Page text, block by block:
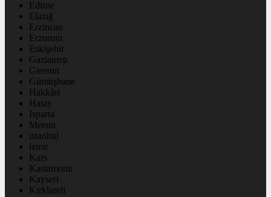
Edirne
Elazığ
Erzincan
Erzurum
Eskişehir
Gaziantep
Giresun
Gümüşhane
Hakkâri
Hatay
Isparta
Mersin
istanbul
izmir
Kars
Kastamonu
Kayseri
Kırklareli